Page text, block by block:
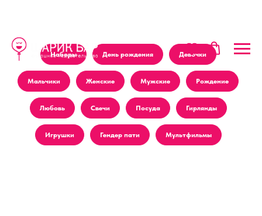
Наборы День рождения Девочки
Мальчики Женские Мужские Рождение
Любовь Свечи Посуда Гирлянды
Игрушки Гендер пати Мультфильмы